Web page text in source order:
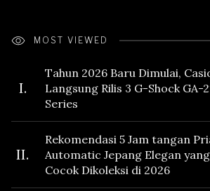
MOST VIEWED
I.
Tahun 2026 Baru Dimulai,
Langsung Rilis 3 G-Shock GA-
Series
II.
Rekomendasi 5 Jam tangan
Automatic Jepang Elegan yang
Cocok Dikoleksi di 2026